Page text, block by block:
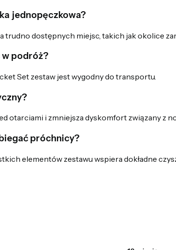
jednopęczkowa?
trudno dostępnych miejsc, takich jak okolice
w podróż?
Set zestaw jest wygodny do transportu.
otarciami i zmniejsza dyskomfort związany z
próchnicy?
elementów zestawu wspiera dokładne